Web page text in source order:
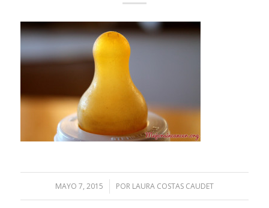
MAYO 7, 2015
/ POR LAURA COSTAS CAUDET